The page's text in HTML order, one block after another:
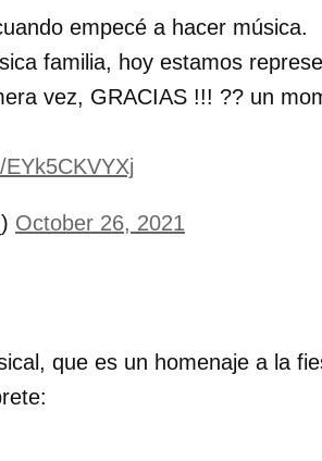
empecé a hacer música.
familia, hoy estamos
vez, GRACIAS !!! ?? un
October 26, 2021
que es un homenaje a la